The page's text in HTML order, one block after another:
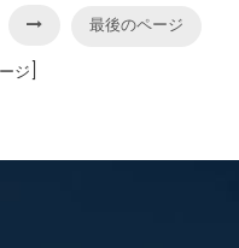
最後のページ
ジ]